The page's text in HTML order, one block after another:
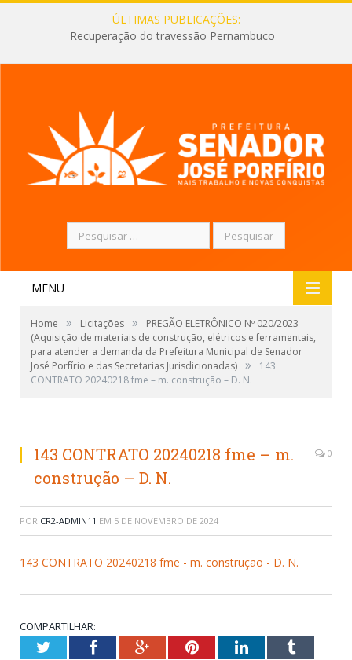
ÚLTIMAS PUBLICAÇÕES:
Recuperação do travessão Pernambuco
Pesquisar
por:
MENU
Home » Licitações »
PREGÃO ELETRÔNICO Nº 020/2023
(Aquisição de materiais de construção, elétricos e ferramentais,
para atender a demanda da Prefeitura Municipal de Senador
José Porfírio e das Secretarias Jurisdicionadas) »
143
CONTRATO 20240218 fme – m. construção – D. N.
143 CONTRATO 20240218 fme – m.
construção – D. N.
0
POR CR2-ADMIN11 EM 5 DE NOVEMBRO DE 2024
143 CONTRATO 20240218 fme - m. construção - D. N.
COMPARTILHAR:
TwitterFacebookGoogle+PinterestLinkedInTumblr